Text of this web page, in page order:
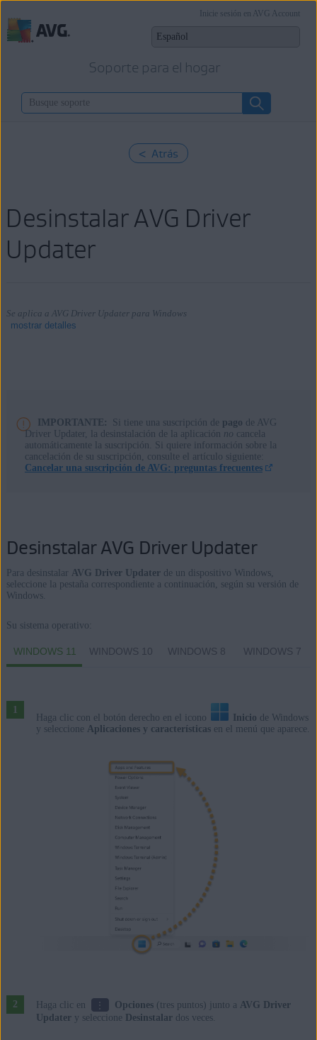
Soporte para el hogar
Inicie sesión en AVG Account
< Atrás
Desinstalar AVG Driver
Updater
Se aplica a AVG Driver Updater para Windows
mostrar detalles
AVG Driver Updater 23.x para Windows
Sistemas operativos:
Microsoft Windows 11 Home/Pro/Enterprise/Education
Microsoft Windows 8/Pro/Enterprise - 32 o 64 bits
Premium/Professional/Enterprise/Ultimate - Service Pack 1, 32 o
64 bits
IMPORTANTE: Si tiene una suscripción de pago de AVG
Driver Updater, la desinstalación de la aplicación no cancela
automáticamente la suscripción. Si quiere información sobre la
cancelación de su suscripción, consulte el artículo siguiente:
Cancelar una suscripción de AVG: preguntas frecuentes
Desinstalar AVG Driver Updater
Para desinstalar AVG Driver Updaterde un dispositivo Windows,
seleccione la pestaña correspondiente a continuación, según su versión de
Windows.
Su sistema operativo:
WINDOWS 11 WINDOWS 10 WINDOWS 8 WINDOWS 7
Haga clic con el botón derecho en el icono Inicio de Windows
y seleccione Aplicaciones y característicasen el menú que aparece.
Haga clic en ⋮ Opciones(tres puntos) junto a AVG Driver
Updatery seleccione Desinstalardos veces.